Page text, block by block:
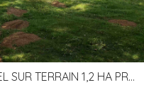
A VENDRE - BÂTIMENT INDUSTRIEL SUR TERRAIN 1,2 HA PROCHE ÉCHANGEUR A10 - SOUDAN (79)